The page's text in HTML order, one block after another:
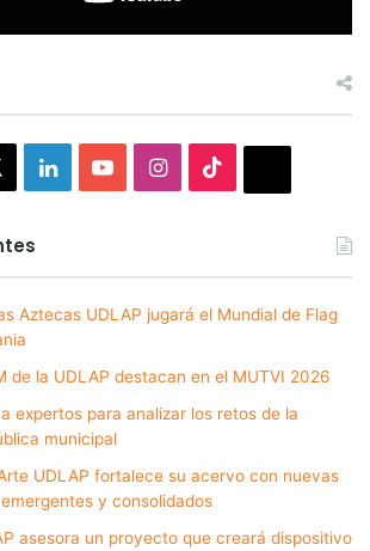
LinkedInYouTubeInstagram
Aztecas UDLAP jugará el Mundial de Flag
de la UDLAP destacan en el MUTVI 2026
expertos para analizar los retos de la
municipal
UDLAP fortalece su acervo con nuevas
y consolidados
asesora un proyecto que creará dispositivo